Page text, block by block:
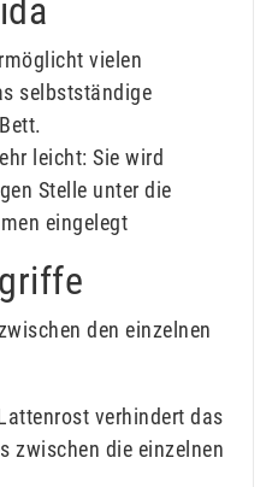
vielen
selbstständige
leicht: Sie wird
Stelle unter die
eingelegt
den einzelnen
verhindert das
zwischen die einzelnen